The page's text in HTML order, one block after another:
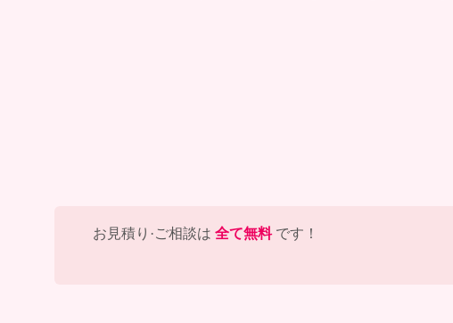
お見積り·ご相談は 全て無料です！